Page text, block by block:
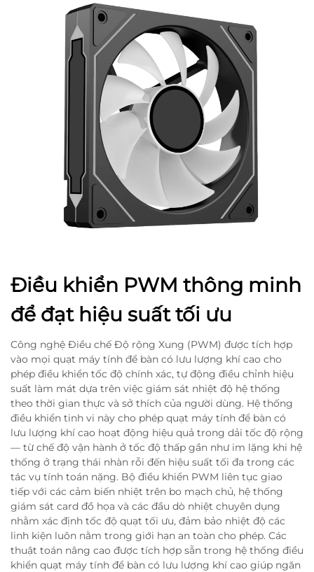
Điều khiển PWM thông minh
để đạt hiệu suất tối ưu
Công nghệ Điều chế Độ rộng Xung (PWM) được tích hợp
vào mọi quạt máy tính để bàn có lưu lượng khí cao cho
phép điều khiển tốc độ chính xác, tự động điều chỉnh hiệu
suất làm mát dựa trên việc giám sát nhiệt độ hệ thống
theo thời gian thực và sở thích của người dùng. Hệ thống
điều khiển tinh vi này cho phép quạt máy tính để bàn có
lưu lượng khí cao hoạt động hiệu quả trong dải tốc độ rộng
— từ chế độ vận hành ở tốc độ thấp gần như im lặng khi hệ
thống ở trạng thái nhàn rỗi đến hiệu suất tối đa trong các
tác vụ tính toán nặng. Bộ điều khiển PWM liên tục giao
tiếp với các cảm biến nhiệt trên bo mạch chủ, hệ thống
giám sát card đồ họa và các đầu dò nhiệt chuyên dụng
nhằm xác định tốc độ quạt tối ưu, đảm bảo nhiệt độ các
linh kiện luôn nằm trong giới hạn an toàn cho phép. Các
thuật toán nâng cao được tích hợp sẵn trong hệ thống điều
khiển quạt máy tính để bàn có lưu lượng khí cao giúp ngăn